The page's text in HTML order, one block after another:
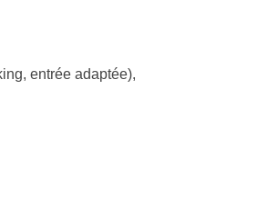
entrée adaptée),